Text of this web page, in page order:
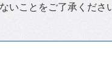
ことをご了承くださ